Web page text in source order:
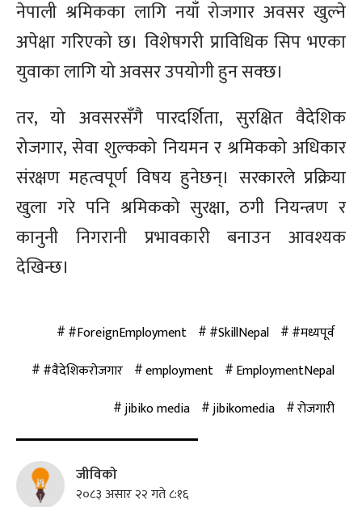
नेपाली श्रमिकका लागि नयाँ रोजगार अवसर खुल्ने
अपेक्षा गरिएको छ। विशेषगरी प्राविधिक सिप भएका
युवाका लागि यो अवसर उपयोगी हुन सक्छ।
तर, यो अवसरसँगै पारदर्शिता, सुरक्षित वैदेशिक
रोजगार, सेवा शुल्कको नियमन र श्रमिकको अधिकार
संरक्षण महत्वपूर्ण विषय हुनेछन्। सरकारले प्रक्रिया
खुला गरे पनि श्रमिकको सुरक्षा, ठगी नियन्त्रण र
कानुनी निगरानी प्रभावकारी बनाउन आवश्यक
देखिन्छ।
#ForeignEmployment #SkillNepal
#मध्यपूर्व
#वैदेशिकरोजगार
employment
EmploymentNepal
jibiko media
jibikomedia रोजगारी
जीविको
२०८३ असार २२ गते ८:१६